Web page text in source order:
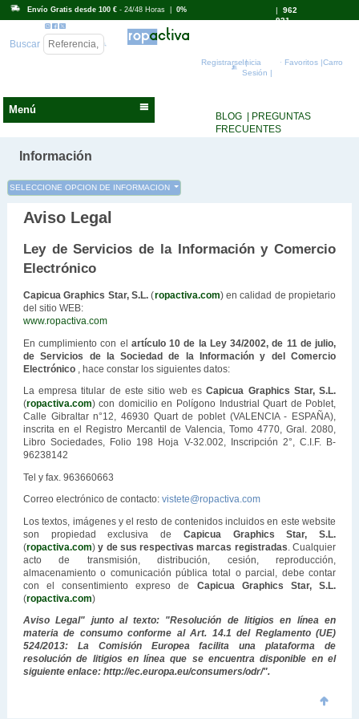
Envío Gratis desde 100 € - 24/48 Horas |0% |962
931
Buscar
Registrarse |Inicia
Sesión |
Favoritos |Carro
Menú
BLOG
| PREGUNTAS
FRECUENTES
Información
SELECCIONE OPCION DE INFORMACION
Aviso Legal
Ley de Servicios de la Información y Comercio
Electrónico
Capicua Graphics Star, S.L. (ropactiva.com) en calidad de propietario
del sitio WEB:
www.ropactiva.com
En cumplimiento con el artículo 10 de la Ley 34/2002, de 11 de julio,
de Servicios de la Sociedad de la Información y del Comercio
Electrónico
, hace constar los siguientes datos:
La empresa titular de este sitio web esCapicua Graphics Star, S.L.
(ropactiva.com) con domicilio en Polígono Industrial Quart de Poblet,
Calle Gibraltar n°12, 46930 Quart de poblet (VALENCIA - ESPAÑA),
inscrita en el Registro Mercantil de Valencia, Tomo 4770, Gral. 2080,
Libro Sociedades, Folio 198 Hoja V-32.002, Inscripción 2°, C.I.F. B-
96238142
Tel y fax. 963660663
Correo electrónico de contacto: vistete@ropactiva.com
Los textos, imágenes y el resto de contenidos incluidos en este website
son propiedad exclusiva de Capicua Graphics Star, S.L.
(ropactiva.com)y de sus respectivas marcas registradas . Cualquier
acto de transmisión, distribución, cesión, reproducción,
almacenamiento o comunicación pública total o parcial, debe contar
con el consentimiento expreso de Capicua Graphics Star, S.L.
(ropactiva.com)
Aviso Legal" junto al texto: "Resolución de litigios en línea en
materia de consumo conforme al Art. 14.1 del Reglamento (UE)
524/2013: La Comisión Europea facilita una plataforma de
resolución de litigios en línea que se encuentra disponible en el
siguiente enlace: http://ec.europa.eu/consumers/odr/".